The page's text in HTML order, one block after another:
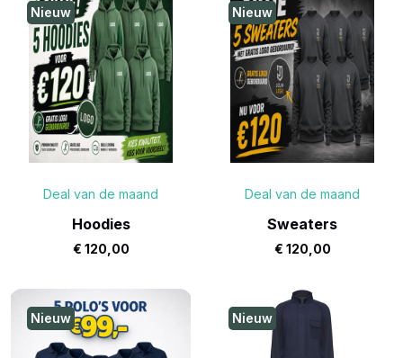
Nieuw
Deal van de maand
Hoodies
€ 120,00
Nieuw
Deal van de maand
Sweaters
€ 120,00
Nieuw Nieuw